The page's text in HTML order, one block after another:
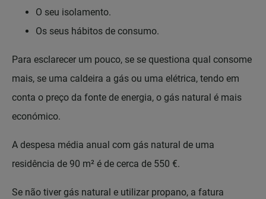
O seu isolamento.
Os seus hábitos de consumo.
Para esclarecer um pouco, se se questiona qual consome
mais, se uma caldeira a gás ou uma elétrica, tendo em
conta o preço da fonte de energia, o gás natural é mais
económico.
A despesa média anual com gás natural de uma
residência de 90 m² é de cerca de 550 €.
Se não tiver gás natural e utilizar propano, a fatura